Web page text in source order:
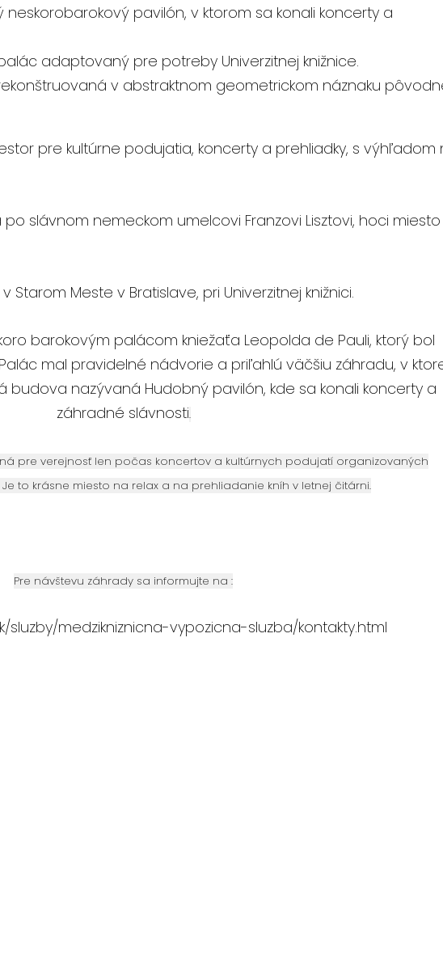
neskorobarokový pavilón, v ktorom sa konali koncerty a
adaptovaný pre potreby Univerzitnej knižnice.
v abstraktnom geometrickom náznaku
pre kultúrne podujatia, koncerty a prehliadky, s výhľadom
slávnom nemeckom umelcovi Franzovi Lisztovi, hoci miesto
Meste v Bratislave, pri Univerzitnej knižnici.
barokovým palácom kniežaťa Leopolda de Pauli, ktorý bol
mal pravidelné nádvorie a priľahlú väčšiu záhradu, v
nazývaná Hudobný pavilón, kde sa konali koncerty a
záhradné slávnosti.
pre verejnosť len počas koncertov a kultúrnych podujatí organizovaných
Je to krásne miesto na relax a na prehliadanie kníh v letnej čitárni.
Pre návštevu záhrady sa informujte na :
sluzby/medzikniznicna-vypozicna-sluzba/kontakty.html